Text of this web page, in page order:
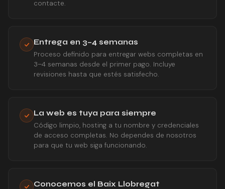
contacte.
Entrega en 3–4 semanas
Proceso definido para entregar webs completas en
3–4 semanas desde el primer pago. Incluye
revisiones hasta que estés satisfecho.
La web es tuya para siempre
Código limpio, hosting a tu nombre y credenciales
de acceso completas. No dependes de nosotros
para que tu web siga funcionando.
Conocemos el Baix Llobregat